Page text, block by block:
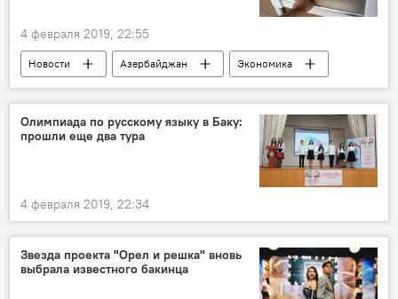
4 февраля 2019, 22:55
Новости Азербайджан Экономика
Олимпиада по русскому языку в Баку:
прошли еще два тура
4 февраля 2019, 22:34
Звезда проекта "Орел и решка" вновь
выбрала известного бакинца